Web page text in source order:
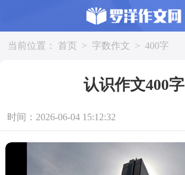
当前位置： 首页 > 字数作文 > 400字
认识作文400字
时间：2026-06-04 15:12:32